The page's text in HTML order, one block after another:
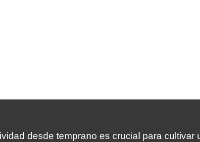
desde temprano es crucial para cultivar